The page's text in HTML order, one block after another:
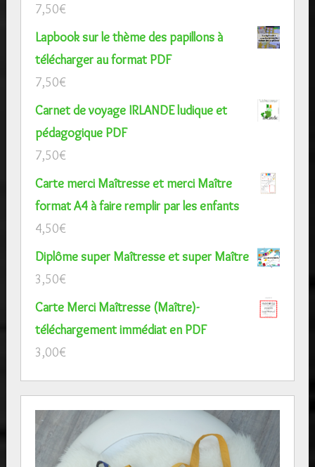
7,50€
Lapbook sur le thème des papillons à
télécharger au format PDF
7,50€
Carnet de voyage IRLANDE ludique et
pédagogique PDF
7,50€
Carte merci Maîtresse et merci Maître
format A4 à faire remplir par les enfants
4,50€
Diplôme super Maîtresse et super Maître
3,50€
Carte Merci Maîtresse (Maître)-
téléchargement immédiat en PDF
3,00€